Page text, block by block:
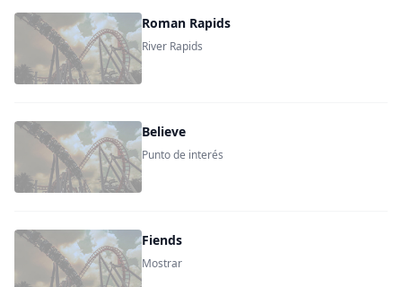
Roman Rapids
River Rapids
Believe
Punto de interés
Fiends
Mostrar